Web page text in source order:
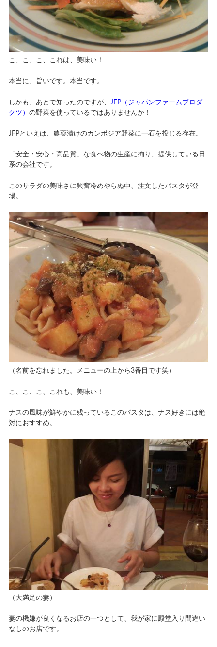
こ、こ、こ、これは、美味い！
本当に、旨いです。本当です。
しかも、あとで知ったのですが、 JFP（ジャパンファームプロダ
クツ） の野菜を使っているではありませんか！
JFPといえば、農薬漬けのカンボジア野菜に一石を投じる存在。
「安全・安心・高品質」な食べ物の生産に拘り、提供している日
系の会社です。
このサラダの美味さに興奮冷めやらぬ中、注文したパスタが登
場。
（名前を忘れました。メニューの上から3番目です笑）
こ、こ、こ、これも、美味い！
ナスの風味が鮮やかに残っているこのパスタは、ナス好きには絶
対におすすめ。
（大満足の妻）
妻の機嫌が良くなるお店の一つとして、我が家に殿堂入り間違い
なしのお店です。